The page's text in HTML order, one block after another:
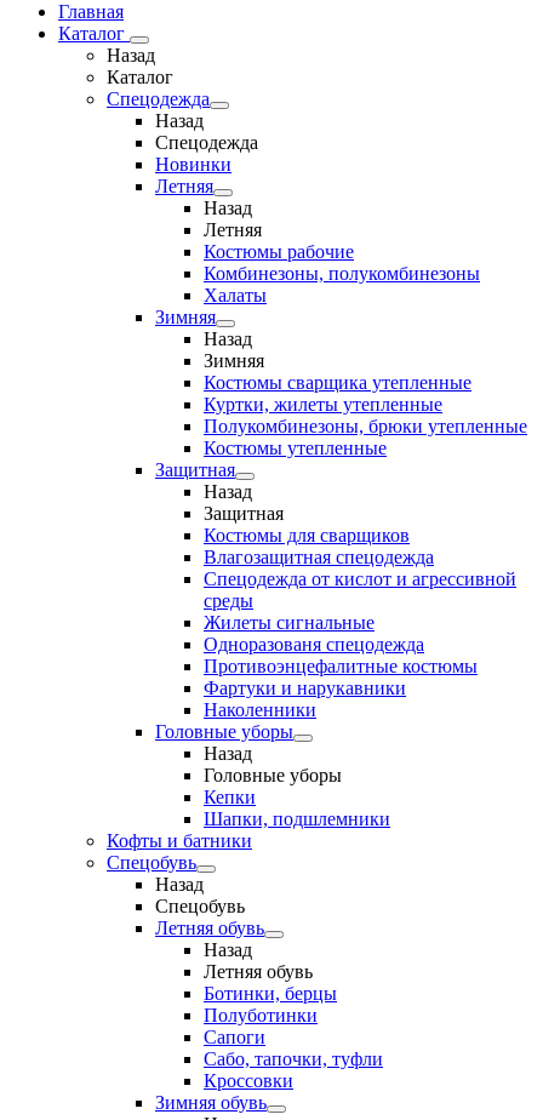
Главная
Каталог
Назад
Каталог
Спецодежда
Назад
Спецодежда
Новинки
Летняя
Назад
Летняя
Костюмы рабочие
Комбинезоны, полукомбинезоны
Халаты
Зимняя
Назад
Зимняя
Костюмы сварщика утепленные
Куртки, жилеты утепленные
Полукомбинезоны, брюки утепленные
Костюмы утепленные
Защитная
Назад
Защитная
Костюмы для сварщиков
Влагозащитная спецодежда
Спецодежда от кислот и агрессивной
среды
Жилеты сигнальные
Одноразованя спецодежда
Противоэнцефалитные костюмы
Фартуки и нарукавники
Наколенники
Головные уборы
Назад
Головные уборы
Кепки
Шапки, подшлемники
Кофты и батники
Спецобувь
Назад
Спецобувь
Летняя обувь
Назад
Летняя обувь
Ботинки, берцы
Полуботинки
Сапоги
Сабо, тапочки, туфли
Кроссовки
Зимняя обувь